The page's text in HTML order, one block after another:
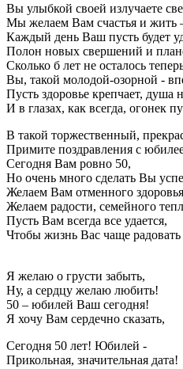
Вы улыбкой своей излучаете
Мы желаем Вам счастья и жить
Каждый день Ваш пусть будет
Полон новых свершений и
Сколько б лет не осталось
Вы, такой молодой-озорной -
Пусть здоровье крепчает, душа
И в глазах, как всегда, огонек
В такой торжественный,
Примите поздравления с
Сегодня Вам ровно 50,
Но очень много сделать Вы
Желаем Вам отменного
Желаем радости, семейного
Пусть Вам всегда все удается,
Чтобы жизнь Вас чаще радовать
Я желаю о грусти забыть,
Ну, а сердцу желаю любить!
50 – юбилей Ваш сегодня!
Я хочу Вам сердечно сказать,
Сегодня 50 лет! Юбилей -
Прикольная, значительная дата!